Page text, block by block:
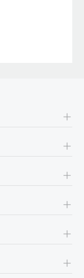
+
+
+
+
+
+